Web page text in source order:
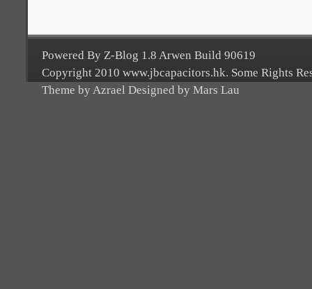
Powered By Z-Blog 1.8 Arwen Build 90619
Copyright 2010 www.jbcapacitors.hk. Some Rights
Theme by Azrael Designed by Mars Lau